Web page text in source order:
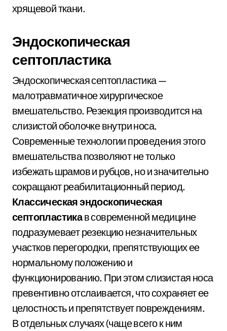
хрящевой ткани.
Эндоскопическая
септопластика
Эндоскопическая септопластика —
малотравматичное хирургическое
вмешательство. Резекция производится на
слизистой оболочке внутри носа.
Современные технологии проведения этого
вмешательства позволяют не только
избежать шрамов и рубцов, но и значительно
сокращают реабилитационный период.
Классическая эндоскопическая
септопластикав современной медицине
подразумевает резекцию незначительных
участков перегородки, препятствующих ее
нормальному положению и
функционированию. При этом слизистая носа
превентивно отслаивается, что сохраняет ее
целостность и препятствует повреждениям.
В отдельных случаях (чаще всего к ним